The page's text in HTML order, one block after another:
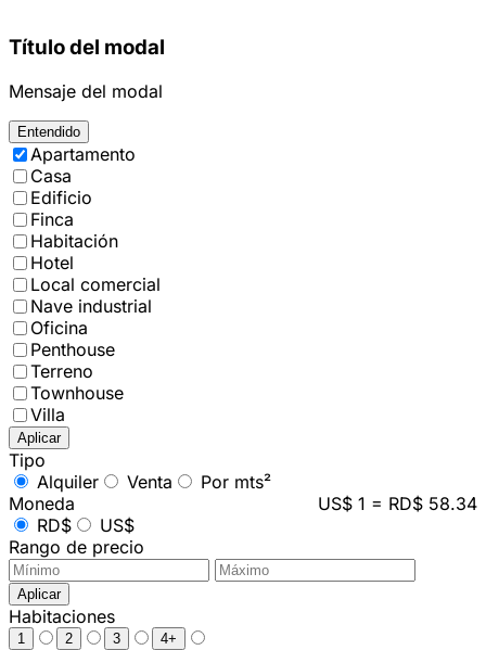
Título del modal
Mensaje del modal
Entendido
Apartamento
Casa
Edificio
Finca
Habitación
Hotel
Local comercial
Nave industrial
Oficina
Penthouse
Terreno
Townhouse
Villa
Aplicar
Tipo
Alquiler
Venta
Por mts²
Moneda
US$ 1 = RD$ 58.34
RD$
US$
Rango de precio
Aplicar
Habitaciones
1 2 3 4+